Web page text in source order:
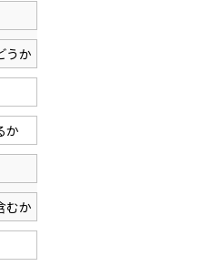
うか
か
むか